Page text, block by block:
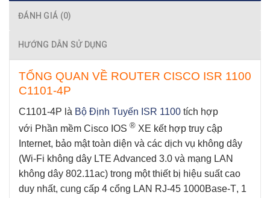
ĐÁNH GIÁ (0)
HƯỚNG DẪN SỬ DỤNG
TỔNG QUAN VỀ ROUTER CISCO ISR 1100
C1101-4P
C1101-4P là Bộ Định Tuyến ISR 1100 tích hợp
với Phần mềm Cisco IOS ® XE kết hợp truy cập
Internet, bảo mật toàn diện và các dịch vụ không dây
(Wi-Fi không dây LTE Advanced 3.0 và mạng LAN
không dây 802.11ac) trong một thiết bị hiệu suất cao
duy nhất, cung cấp 4 cổng LAN RJ-45 1000Base-T, 1